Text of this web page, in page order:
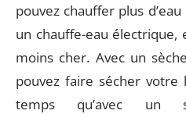
pouvez chauffer plus
un chauffe-eau
moins cher. Avec un
pouvez faire sécher
temps qu’avec un